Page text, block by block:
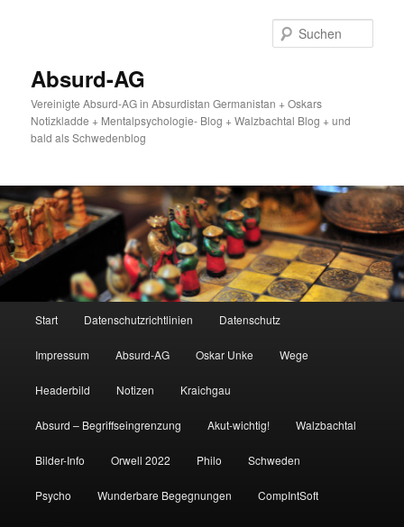
Absurd-AG
Vereinigte Absurd-AG in Absurdistan Germanistan + Oskars
Notizkladde + Mentalpsychologie- Blog + Walzbachtal Blog + und
bald als Schwedenblog
Start Datenschutzrichtlinien Datenschutz
Impressum Absurd-AG Oskar Unke Wege
Headerbild Notizen Kraichgau
Absurd – Begriffseingrenzung Akut-wichtig! Walzbachtal
Bilder-Info Orwell 2022 Philo Schweden
Psycho Wunderbare Begegnungen CompIntSoft